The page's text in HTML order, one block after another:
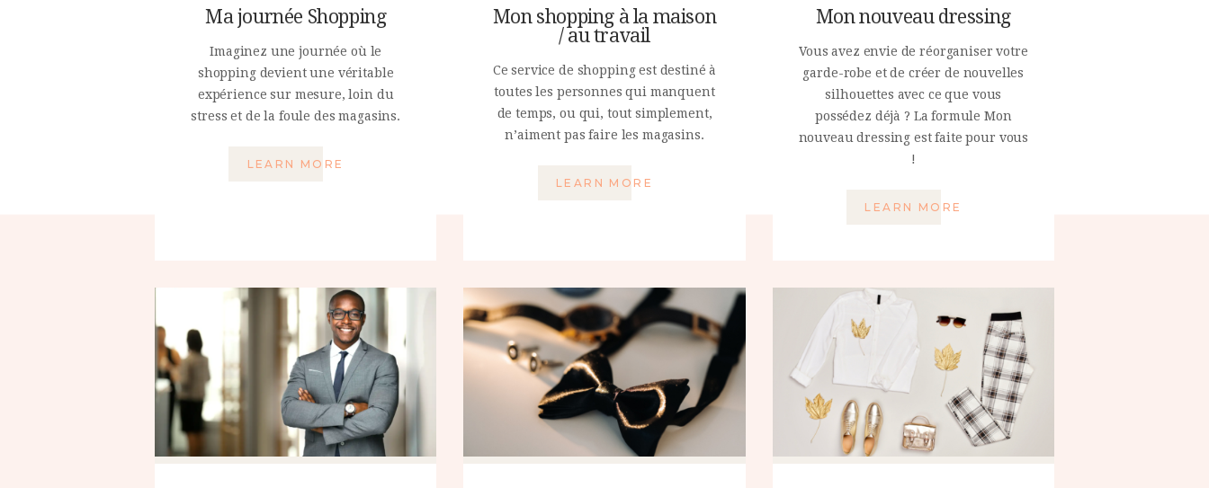
Ma journée Shopping
Imaginez une journée où le
shopping devient une véritable
expérience sur mesure, loin du
stress et de la foule des magasins.
LEARN MORE
Mon shopping à la maison
/ au travail
Ce service de shopping est destiné à
toutes les personnes qui manquent
de temps, ou qui, tout simplement,
n’aiment pas faire les magasins.
LEARN MORE
Mon nouveau dressing
Vous avez envie de réorganiser votre
garde-robe et de créer de nouvelles
silhouettes avec ce que vous
possédez déjà ? La formule Mon
nouveau dressing est faite pour vous
!
LEARN MORE